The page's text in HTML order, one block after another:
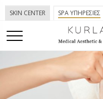
SKIN CENTER SPA ΥΠΗΡΕΣΙΕΣ